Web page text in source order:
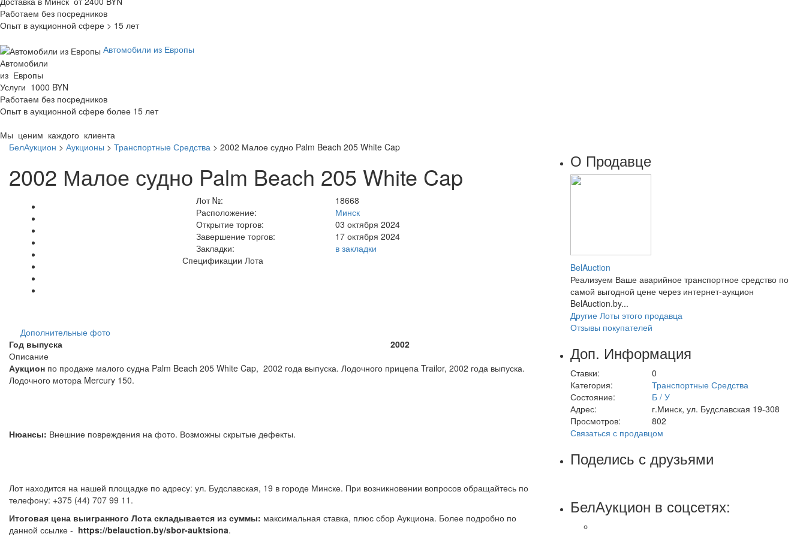
Работаем без посредников
Опыт в аукционной сфере > 15 лет
Автомобили из Европы
Автомобили
из Европы
Услуги 1000 BYN
Работаем без посредников
Опыт в аукционной сфере более 15 лет
Мы ценим каждого клиента
БелАукцион > Аукционы > Транспортные Средства > 2002 Малое судно Palm Beach 205 White Cap
2002 Малое судно Palm Beach 205 White Cap
Дополнительные фото
Лот №:
18668
Расположение:
Минск
Открытие торгов:
03 октября 2024
Завершение торгов:
17 октября 2024
Закладки:
в закладки
Спецификации Лота
Год выпуска
2002
Описание
Аукцион по продаже малого судна Palm Beach 205 White Cap, 2002 года выпуска. Лодочного прицепа Trailor, 2002 года выпуска.
Лодочного мотора Mercury 150.
Нюансы: Внешние повреждения на фото. Возможны скрытые дефекты.
Лот находится на нашей площадке по адресу: ул. Будславская, 19 в городе Минске. При возникновении вопросов обращайтесь по
телефону: +375 (44) 707 99 11.
Итоговая цена выигранного Лота складывается из суммы: максимальная ставка, плюс сбор Аукциона. Более подробно по
данной ссылке - https://belauction.by/sbor-auktsiona.
О Продавце
BelAuction
Реализуем Ваше аварийное транспортное средство по
самой выгодной цене через интернет-аукцион
BelAuction.by...
Другие Лоты этого продавца
Отзывы покупателей
Доп. Информация
Ставки:
0
Категория:
Транспортные Средства
Состояние:
Б / У
Адрес:
г.Минск, ул. Будславская 19-308
Просмотров:
802
Связаться с продавцом
Поделись с друзьями
БелАукцион в соцсетях: